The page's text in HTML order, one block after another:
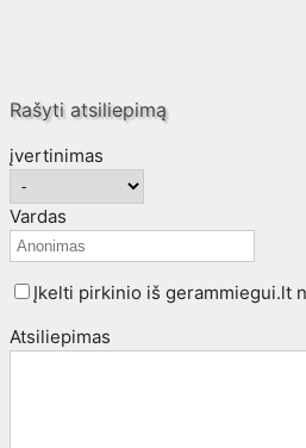
Rašyti atsiliepimą
įvertinimas
Vardas
Įkelti pirkinio iš gerammiegui.lt
Atsiliepimas